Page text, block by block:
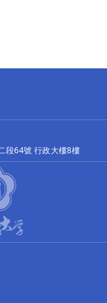
段64號 行政大樓8樓